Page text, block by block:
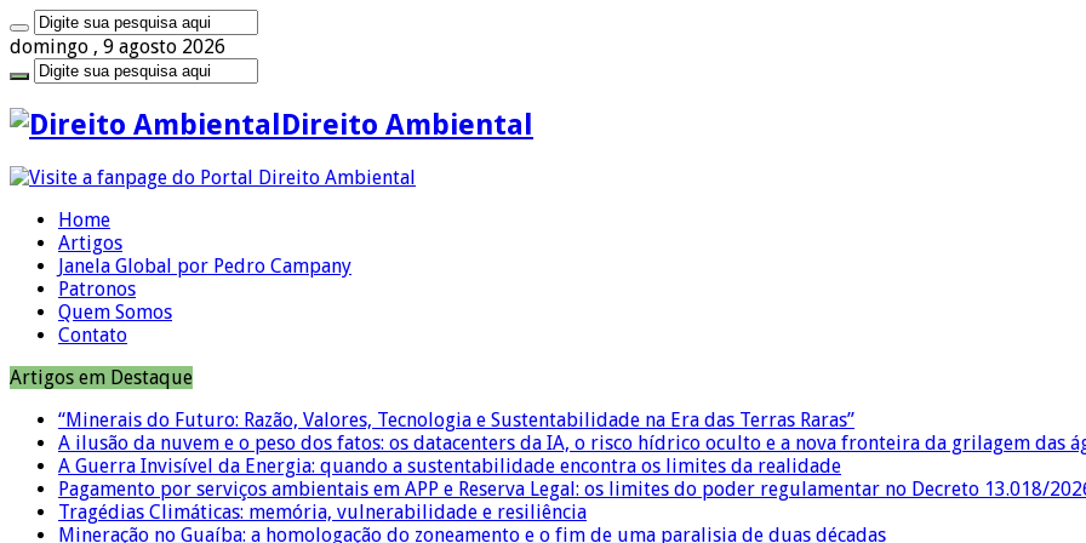
domingo , 9 agosto 2026
Direito Ambiental
Home
Artigos
Janela Global por Pedro Campany
Patronos
Quem Somos
Contato
Artigos em Destaque
“Minerais do Futuro: Razão, Valores, Tecnologia e Sustentabilidade na Era das Terras Raras”
A ilusão da nuvem e o peso dos fatos: os datacenters da IA, o risco hídrico oculto e a nova fronteira da grilagem das
A Guerra Invisível da Energia: quando a sustentabilidade encontra os limites da realidade
Pagamento por serviços ambientais em APP e Reserva Legal: os limites do poder regulamentar no Decreto 13.018/
Tragédias Climáticas: memória, vulnerabilidade e resiliência
Mineração no Guaíba: a homologação do zoneamento e o fim de uma paralisia de duas décadas